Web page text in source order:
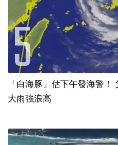
「白海豚」估下午發海警
大雨強浪高